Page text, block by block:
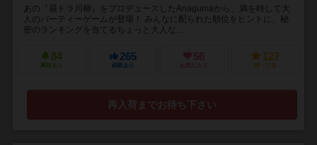
あの『昼ドラ川柳』をプロデュースしたAnagumaから、満を時して大
人のパーティーゲームが登場！ みんなに配られた順位をヒントに、秘
密のランキングを当てるちょっと大人な...
84
興味あり
265
経験あり
56
お気に入り
127
持ってる
再入荷までお待ち下さい